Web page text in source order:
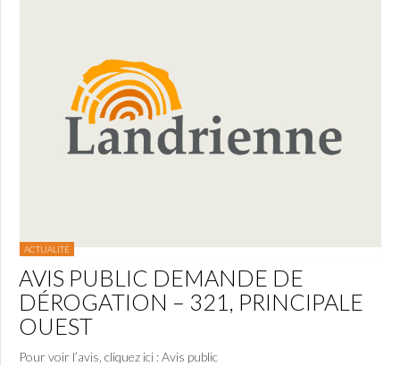
ACTUALITÉ
AVIS PUBLIC DEMANDE DE
DÉROGATION – 321, PRINCIPALE
OUEST
Pour voir l’avis, cliquez ici : Avis public